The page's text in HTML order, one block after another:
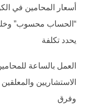
“الحساب محسوب”
يحدد تكلفة
الاستشاريين
وفرق